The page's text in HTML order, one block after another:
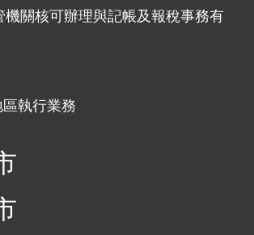
機關核可辦理與記帳及報稅事務有
執行業務